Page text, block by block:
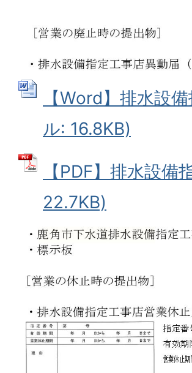
【Word】排水設
ル: 16.8KB)
【PDF】排水設
22.7KB)